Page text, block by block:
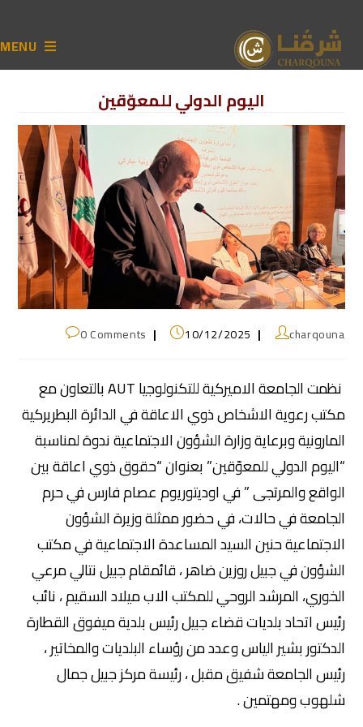
MENU
اليوم الدولي للمعوّقين
charqouna
10/12/2025
0 Comments
نظمت الجامعة الاميركية للتكنولوجيا AUT بالتعاون مع
مكتب رعوية الاشخاص ذوي الاعاقة في الدائرة البطريركية
المارونية وبرعاية وزارة الشؤون الاجتماعية ندوة لمناسبة
“اليوم الدولي للمعوّقين” بعنوان “حقوق ذوي اعاقة بين
الواقع والمرتجى ” في اوديتوريوم عصام فارس في حرم
الجامعة في حالات، في حضور ممثلة وزيرة الشؤون
الاجتماعية حنين السيد المساعدة الاجتماعية في مكتب
الشؤون في جبيل روزين ضاهر ، قائمقام جبيل نتالي مرعي
الخوري، المرشد الروحي للمكتب الاب ميلاد السقيم ، نائب
رئيس اتحاد بلديات قضاء جبيل رئيس بلدية ميفوق القطارة
الدكتور بشير الياس وعدد من رؤساء البلديات والمخاتير ،
رئيس الجامعة شفيق مقبل ، رئيسة مركز جبيل جمال
شلهوب ومهتمين .